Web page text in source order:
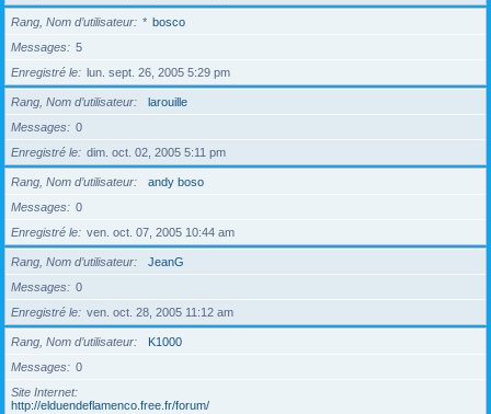
Rang, Nom d’utilisateur * bosco
Messages
5
Enregistré le
lun. sept. 26, 2005 5:29 pm
Rang, Nom d’utilisateur
larouille
Messages
0
Enregistré le
dim. oct. 02, 2005 5:11 pm
Rang, Nom d’utilisateur
andy boso
Messages
0
Enregistré le
ven. oct. 07, 2005 10:44 am
Rang, Nom d’utilisateur
JeanG
Messages
0
Enregistré le
ven. oct. 28, 2005 11:12 am
Rang, Nom d’utilisateur
K1000
Messages
0
Site Internet
http://elduendeflamenco.free.fr/forum/